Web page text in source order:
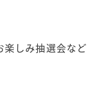
楽しみ抽選会など